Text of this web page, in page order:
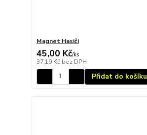
Magnet Hasiči
45,00 Kč/ks
37,19 Kč bez DPH
Přidat do košíku